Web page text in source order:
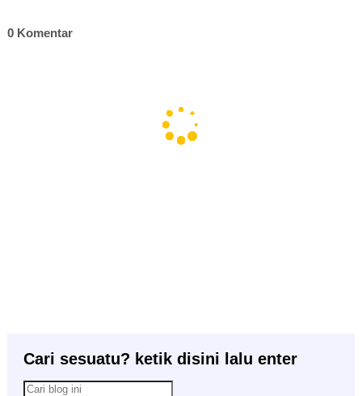
0 Komentar
Cari sesuatu? ketik disini lalu enter